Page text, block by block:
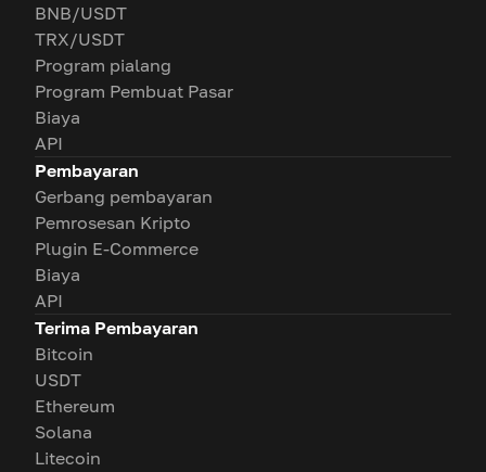
BNB/USDT
TRX/USDT
Program pialang
Program Pembuat Pasar
Biaya
API
Pembayaran
Gerbang pembayaran
Pemrosesan Kripto
Plugin E-Commerce
Biaya
API
Terima Pembayaran
Bitcoin
USDT
Ethereum
Solana
Litecoin